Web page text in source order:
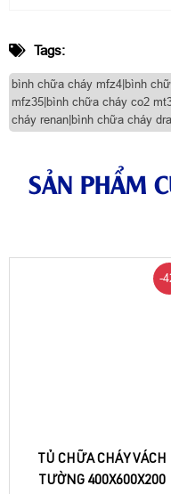
Tags:
bình chữa cháy mfz4|bình
mfz35|bình chữa cháy co2
cháy renan|bình chữa cháy
SẢN PHẨM
-
TỦ CHỮA CHÁY VÁCH
TƯỜNG 400X600X200